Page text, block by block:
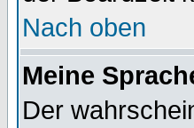
Nach oben
Meine
Der